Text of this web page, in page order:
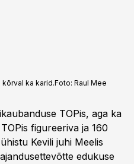
ka karid.Foto: Raul Mee
TOPis, aga ka
figureeriva ja 160
Kevili juhi Meelis
edukuse